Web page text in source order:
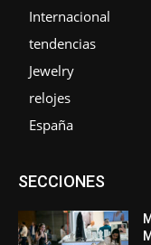
Internacional
tendencias
Jewelry
relojes
España
SECCIONESAsociaciones
Entrevistas
Mundo Técnico
Premios